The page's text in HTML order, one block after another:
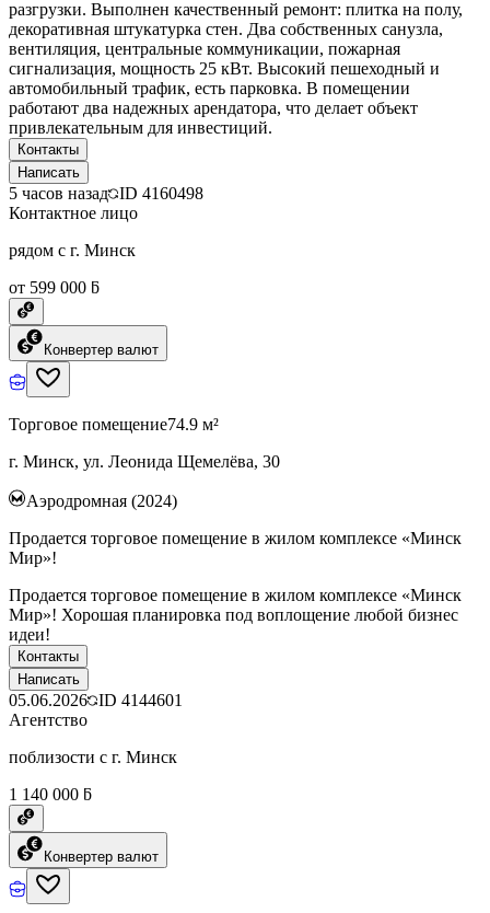
разгрузки. Выполнен качественный ремонт: плитка на полу,
декоративная штукатурка стен. Два собственных санузла,
вентиляция, центральные коммуникации, пожарная
сигнализация, мощность 25 кВт. Высокий пешеходный и
автомобильный трафик, есть парковка. В помещении
работают два надежных арендатора, что делает объект
привлекательным для инвестиций.
Контакты
Написать
5 часов назад ID 4160498
Контактное лицо
рядом с г. Минск
от 599 000 ƃ
Конвертер валют
Торговое помещение74.9 м²
г. Минск, ул. Леонида Щемелёва, 30
Аэродромная (2024)
Продается торговое помещение в жилом комплексе «Минск
Мир»!
Продается торговое помещение в жилом комплексе «Минск
Мир»! Хорошая планировка под воплощение любой бизнес
идеи!
Контакты
Написать
05.06.2026 ID 4144601
Агентство
поблизости с г. Минск
1 140 000 ƃ
Конвертер валют